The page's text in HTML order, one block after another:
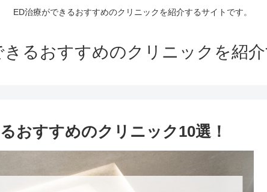
ED治療ができるおすすめのクリニックを紹介するサイトです。
きるおすすめのクリニックを紹
おすすめのクリニック10選！